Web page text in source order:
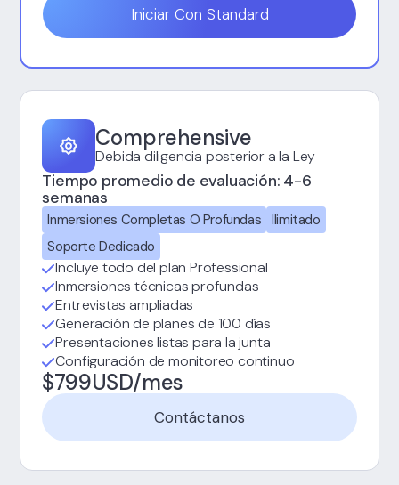
Iniciar Con Standard
Comprehensive
Debida diligencia posterior a la Ley
Tiempo promedio de evaluación: 4-6
semanas
Inmersiones Completas O Profundas
Ilimitado
Soporte Dedicado
Incluye todo del plan Professional
Inmersiones técnicas profundas
Entrevistas ampliadas
Generación de planes de 100 días
Presentaciones listas para la junta
Configuración de monitoreo continuo
$799USD/mes
Contáctanos